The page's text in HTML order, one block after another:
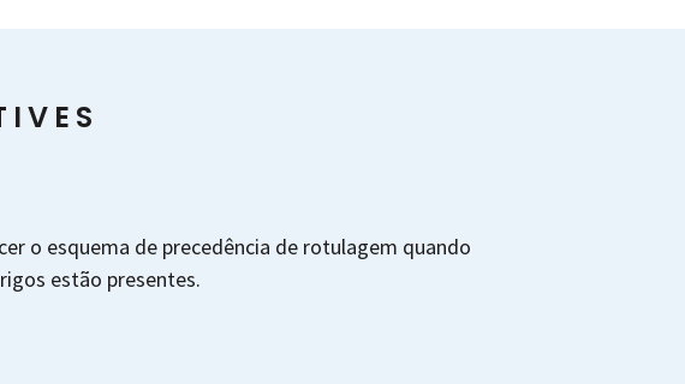
o esquema de precedência de rotulagem quando
estão presentes.